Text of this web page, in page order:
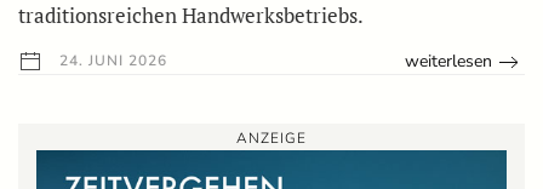
traditionsreichen Handwerksbetriebs.
24. JUNI 2026 weiterlesen
ANZEIGE